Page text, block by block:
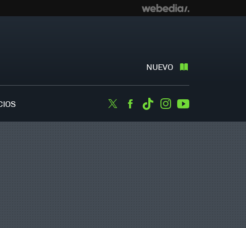
NUEVO
TwitterFacebook
TiktokInstagram